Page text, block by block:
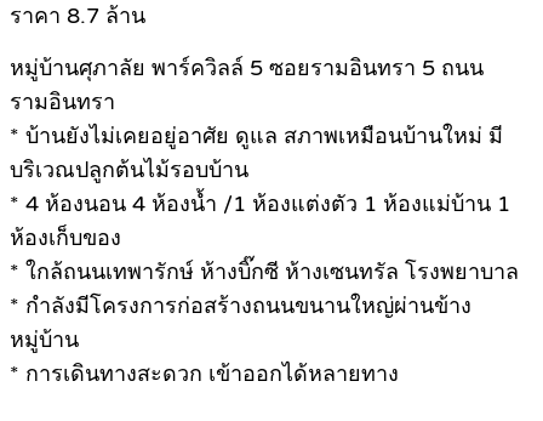
ราคา 8.7 ล้าน
หมู่บ้านศุภาลัย พาร์ควิลล์ 5 ซอยรามอินทรา 5 ถนน
รามอินทรา
* บ้านยังไม่เคยอยู่อาศัย ดูแล สภาพเหมือนบ้านใหม่ มี
บริเวณปลูกต้นไม้รอบบ้าน
* 4 ห้องนอน 4 ห้องน้ำ /1 ห้องแต่งตัว 1 ห้องแม่บ้าน 1
ห้องเก็บของ
* ใกล้ถนนเทพารักษ์ ห้างบิ๊กซี ห้างเซนทรัล โรงพยาบาล
* กำลังมีโครงการก่อสร้างถนนขนานใหญ่ผ่านข้าง
หมู่บ้าน
* การเดินทางสะดวก เข้าออกได้หลายทาง